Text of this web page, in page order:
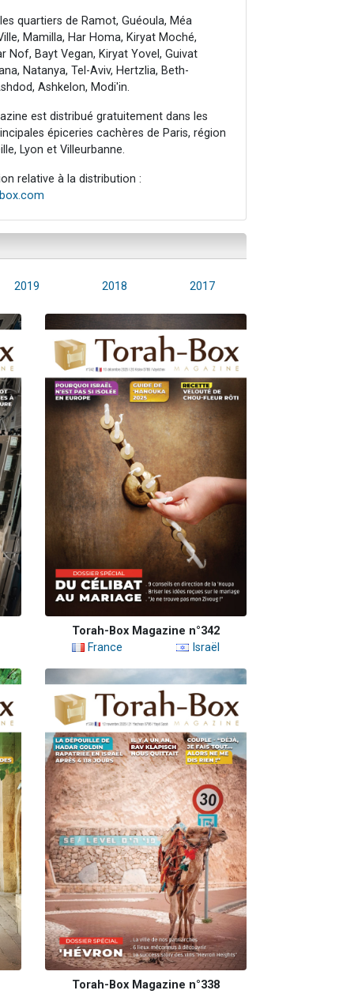
quartiers de Ramot, Guéoula, Méa
Mamilla, Har Homa, Kiryat Moché,
Nof, Bayt Vegan, Kiryat Yovel, Guivat
Natanya, Tel-Aviv, Hertzlia, Beth-
Ashkelon, Modi'in.
est distribué gratuitement dans les
épiceries cachères de Paris, région
Lyon et Villeurbanne.
relative à la distribution :
2019 2018 2017
Torah-Box Magazine n°342
France
Israël
Torah-Box Magazine n°338